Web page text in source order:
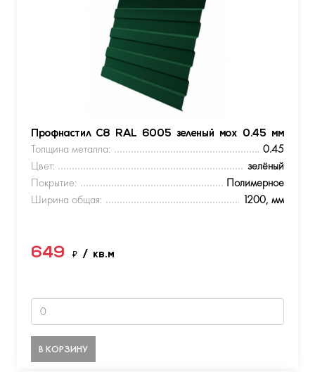
Профнастил С8 RAL 6005 зеленый мох 0.45 мм
Толщина металла:
0.45
Цвет:
зелёный
Покрытие:
Полимерное
Ширина общая:
1200, мм
649 ₽ / кв.м
В КОРЗИНУ